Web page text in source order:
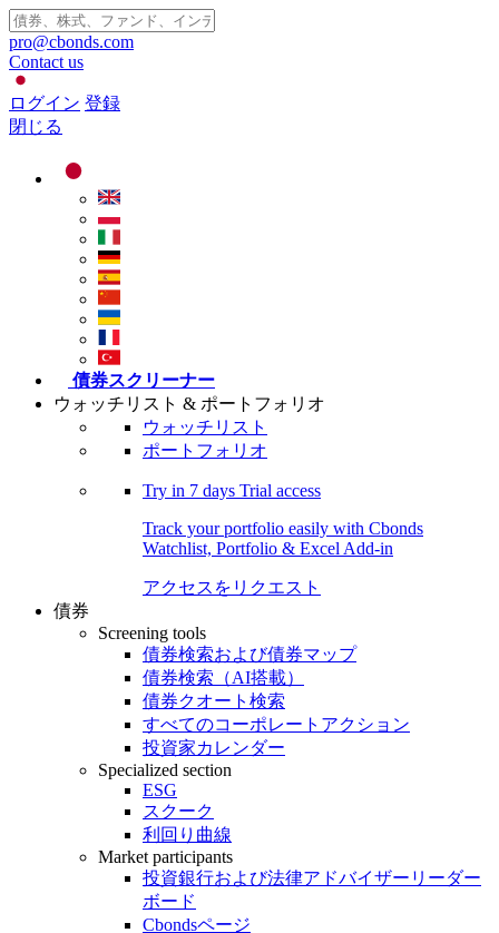
pro@cbonds.com
Contact us
ログイン 登録
閉じる
債券スクリーナー
ウォッチリスト & ポートフォリオ
ウォッチリスト
ポートフォリオ
Try in 7 days Trial access
Track your portfolio easily with Cbonds
Watchlist, Portfolio & Excel Add-in
アクセスをリクエスト
債券
Screening tools
債券検索および債券マップ
債券検索（AI搭載）
債券クオート検索
すべてのコーポレートアクション
投資家カレンダー
Specialized section
ESG
スクーク
利回り曲線
Market participants
投資銀行および法律アドバイザーリーダー
ボード
Cbondsページ